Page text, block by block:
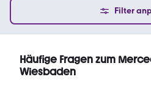
Filter
Häufige Fragen zum
Wiesbaden